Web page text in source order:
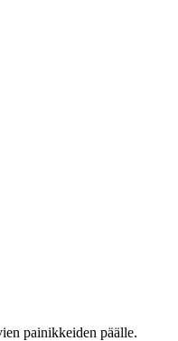
painikkeiden päälle.